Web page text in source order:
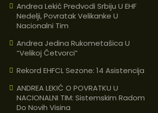
Andrea Lekić Predvodi Srbiju U EHF
Nedelji, Povratak Velikanke U
Nacionalni Tim
Andrea Jedina Rukometašica U
“velikoj Četvorci”
Rekord EHFCL Sezone: 14 Asistencija
ANDREA LEKIĆ O POVRATKU U
NACIONALNI TIM: Sistemskim Radom
Do Novih Visina